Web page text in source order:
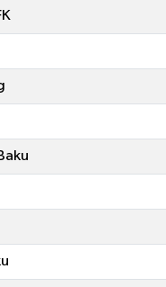
Haberleri